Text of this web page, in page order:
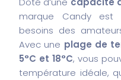
marque Candy est
besoins des
Avec une plage de
5°C et 18°C, vous
température idéale,